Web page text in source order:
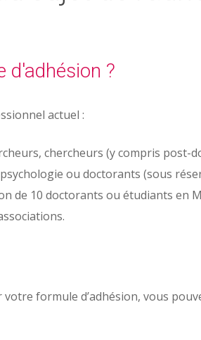
d'adhésion ?
actuel :
chercheurs (y compris post-
ou doctorants (sous
de 10 doctorants ou étudiants en
formule d’adhésion, vous